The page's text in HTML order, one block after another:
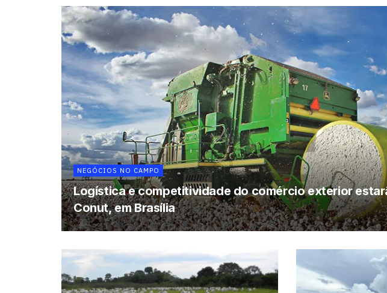
NEGÓCIOS NO CAMPO
Logística e competitividade do comércio exterior
Conut, em Brasília